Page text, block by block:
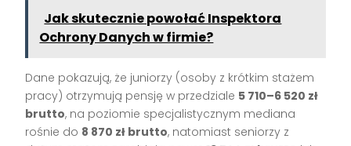
Jak skutecznie powołać Inspektora
Ochrony Danych w firmie?
Dane pokazują, że juniorzy (osoby z krótkim stażem
pracy) otrzymują pensję w przedziale 5 710–6 520 zł
brutto, na poziomie specjalistycznym mediana
rośnie do 8 870 zł brutto, natomiast seniorzy z